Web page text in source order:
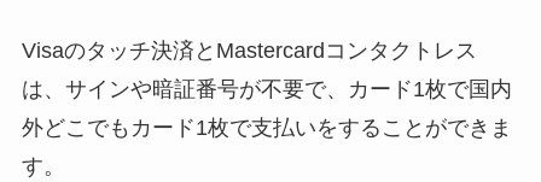
Visaのタッチ決済とMastercardコンタクトレス
は、サインや暗証番号が不要で、カード1枚で国内
外どこでもカード1枚で支払いをすることができま
す。